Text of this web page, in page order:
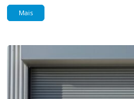
Mais